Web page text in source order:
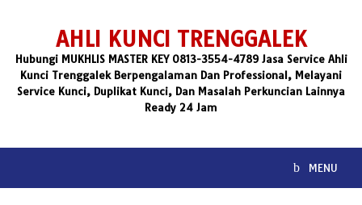
AHLI KUNCI TRENGGALEK
Hubungi MUKHLIS MASTER KEY 0813-3554-4789 Jasa Service Ahli
Kunci Trenggalek Berpengalaman Dan Professional, Melayani
Service Kunci, Duplikat Kunci, Dan Masalah Perkuncian Lainnya
Ready 24 Jam
MENU